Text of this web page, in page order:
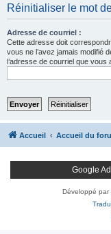
Réinitialiser le mot
Adresse de courriel :
Cette adresse doit
vous ne l’avez jamais modifié
l’adresse de courriel que vous
Accueil Accueil du
Google
Développé par